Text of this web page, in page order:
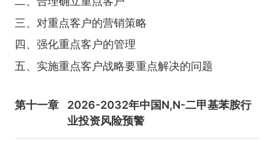
三、对重点客户的营销策略
四、强化重点客户的管理
五、实施重点客户战略要重点解决的问题
第十一章
2026-2032年中国N,N-二甲基苯胺行
业投资风险预警